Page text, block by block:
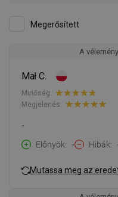
Megerősített
A
Mał C.
Minőség:
Megjelenés:
-
Előnyök
- Hibák
Mutassa meg az